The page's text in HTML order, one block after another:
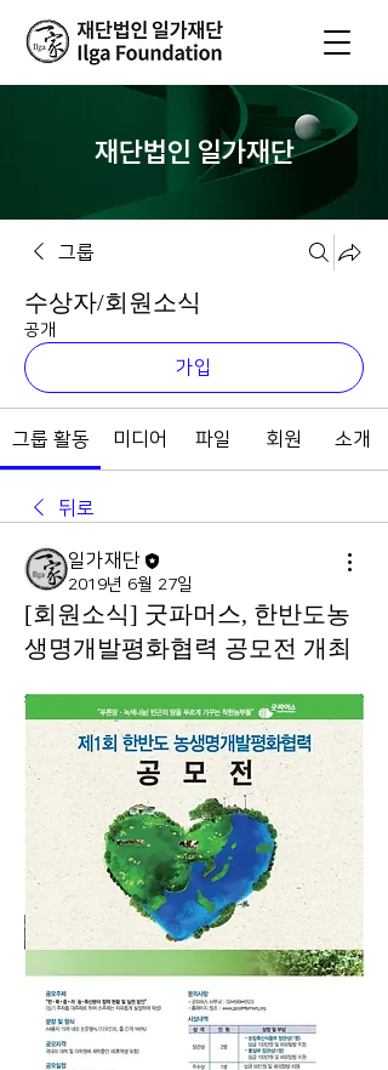
재단법인 일가재단
그룹
수상자/회원소식
공개
가입
그룹 활동 미디어 파일 회원 소개
뒤로
일가재단
2019년 6월 27일
[회원소식] 굿파머스, 한반도농
생명개발평화협력 공모전 개최